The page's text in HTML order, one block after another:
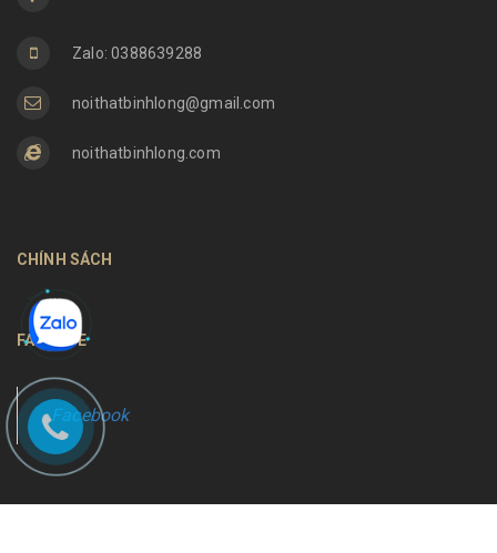
Zalo: 0388639288
noithatbinhlong@gmail.com
noithatbinhlong.com
CHÍNH SÁCH
FANPAGE
Facebook